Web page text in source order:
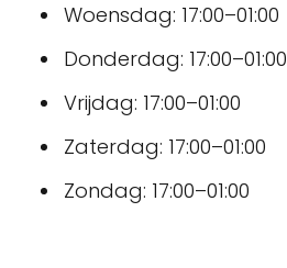
Woensdag: 17:00–01:00
Donderdag: 17:00–01:00
Vrijdag: 17:00–01:00
Zaterdag: 17:00–01:00
Zondag: 17:00–01:00